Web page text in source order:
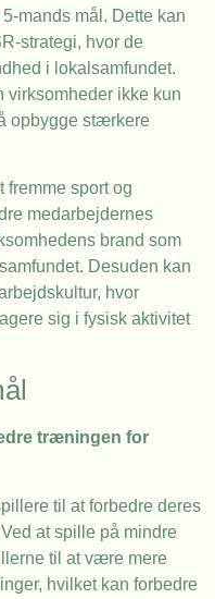
mands mål. Dette kan
strategi, hvor de
i lokalsamfundet.
virksomheder ikke kun
opbygge stærkere
fremme sport og
medarbejdernes
brand som
Desuden kan
hvor
sig i fysisk aktivitet
træningen for
til at forbedre deres
at spille på mindre
til at være mere
hvilket kan forbedre